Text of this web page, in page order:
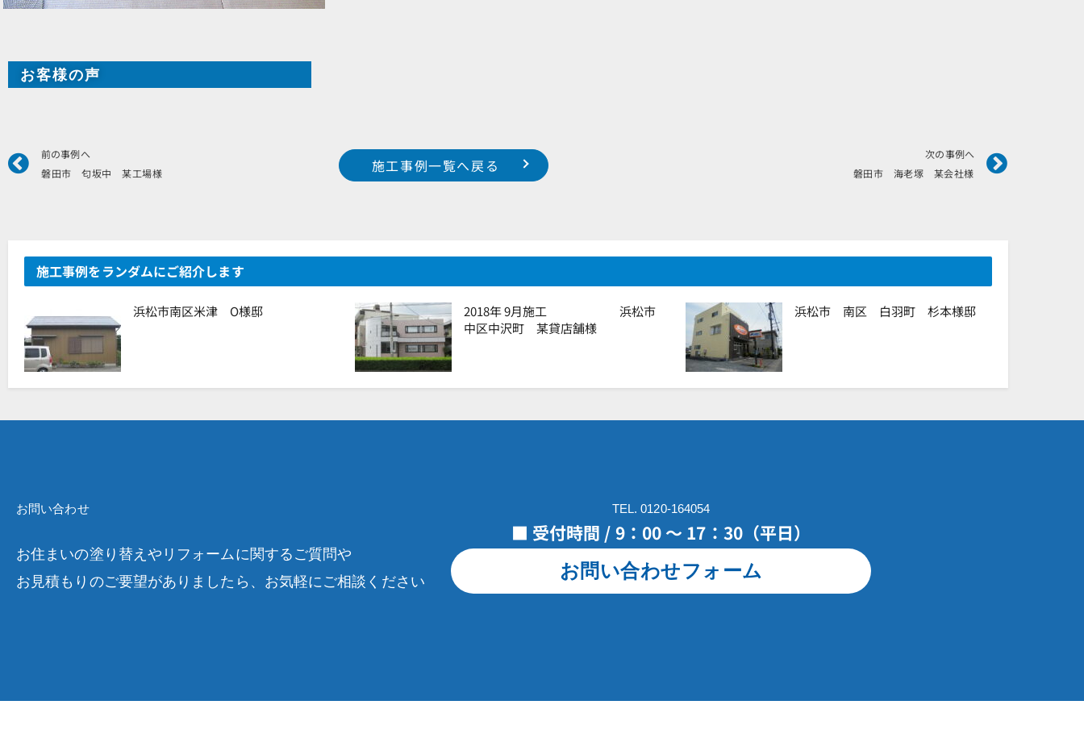
お客様の声
Prev
前の事例へ
磐田市 匂坂中 某工場様
次の事例へ
磐田市 海老塚 某会社様
Next
施工事例一覧へ戻る
施工事例をランダムにご紹介します
浜松市南区米津 O様邸
2018年 9月施工 浜松市
中区中沢町 某貸店舗様
浜松市 南区 白羽町 杉本様邸
お問い合わせ
お住まいの塗り替えやリフォームに関するご質問や
お見積もりのご要望がありましたら、お気軽にご相談ください
TEL. 0120-164054
■ 受付時間 / 9：00 ～ 17：30（平日）
お問い合わせフォーム